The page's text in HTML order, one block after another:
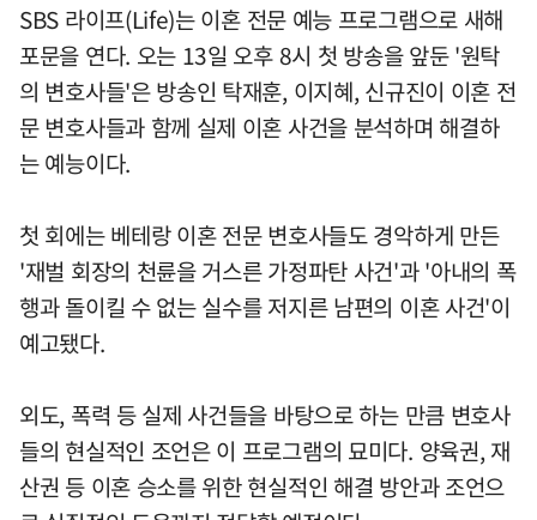
SBS 라이프(Life)는 이혼 전문 예능 프로그램으로 새해
포문을 연다. 오는 13일 오후 8시 첫 방송을 앞둔 '원탁
의 변호사들'은 방송인 탁재훈, 이지혜, 신규진이 이혼 전
문 변호사들과 함께 실제 이혼 사건을 분석하며 해결하
는 예능이다.
첫 회에는 베테랑 이혼 전문 변호사들도 경악하게 만든
'재벌 회장의 천륜을 거스른 가정파탄 사건'과 '아내의 폭
행과 돌이킬 수 없는 실수를 저지른 남편의 이혼 사건'이
예고됐다.
외도, 폭력 등 실제 사건들을 바탕으로 하는 만큼 변호사
들의 현실적인 조언은 이 프로그램의 묘미다. 양육권, 재
산권 등 이혼 승소를 위한 현실적인 해결 방안과 조언으